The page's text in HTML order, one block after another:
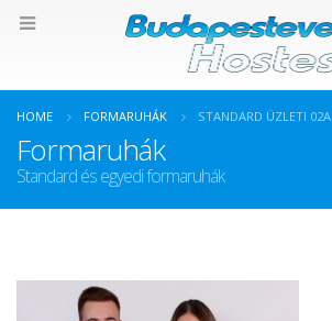
HOME FORMARUHÁK STANDARD ÜZLETI 02A
Formaruhák
Standard és egyedi formaruhák